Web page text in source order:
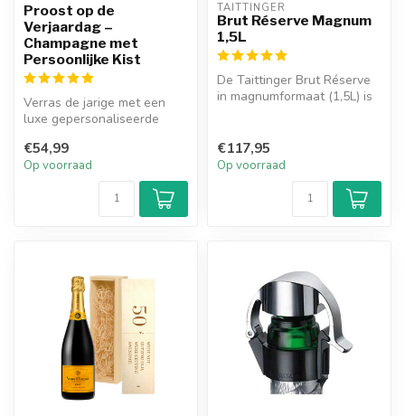
Proost op de
Verjaardag –
Champagne met
Persoonlijke Kist
Verras de jarige met een
luxe gepersonaliseerde
champagne...
€54,99
Op voorraad
TAITTINGER
Brut Réserve Magnum
1,5L
De Taittinger Brut Réserve
in magnumformaat (1,5L) is
€117,95
Op voorraad